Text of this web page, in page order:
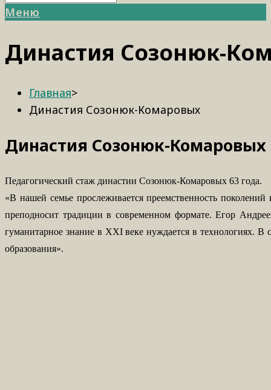
Меню
Династия Созонюк-
Главная>
Династия Созонюк-Комаровых
Династия Созонюк-Комаровых
Педагогический стаж династии Созонюк-Комаровых 63 года.
«В нашей семье прослеживается преемственность
преподносит традиции в современном формате. Егор
гуманитарное знание в XXI веке нуждается в технологиях. В
образования».